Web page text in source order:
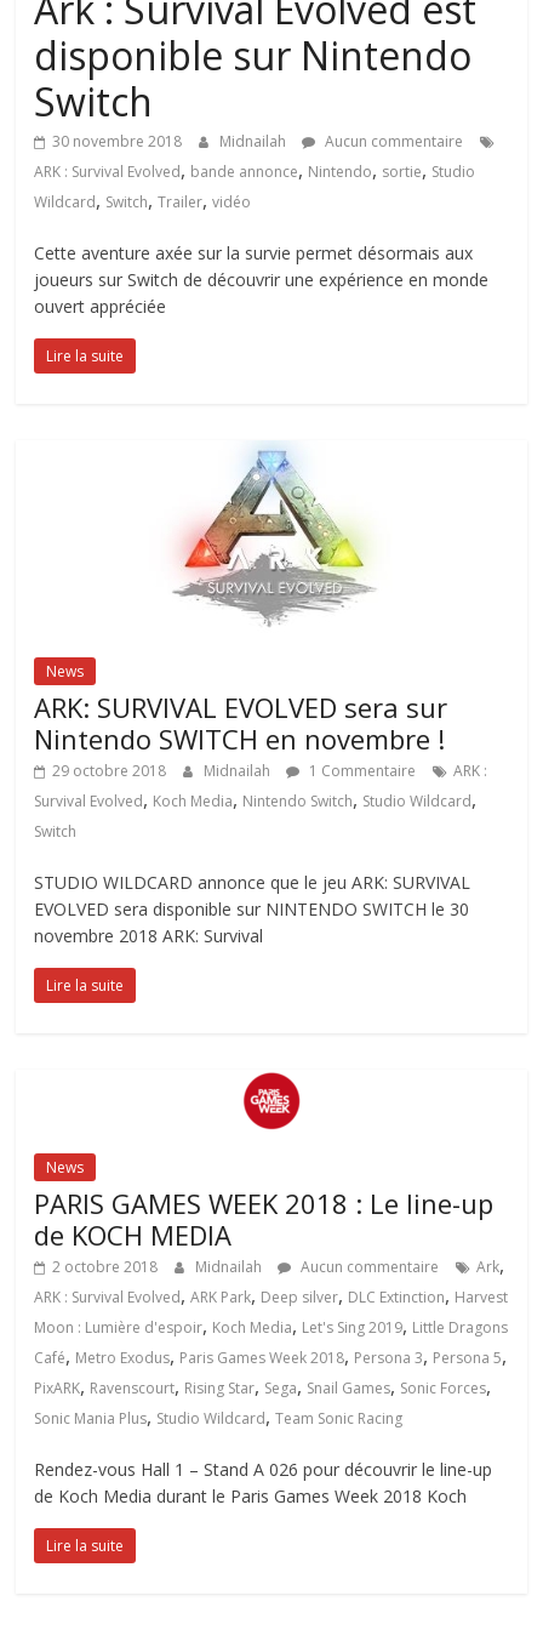
disponible sur Nintendo
Switch
30 novembre 2018 Midnailah
Aucun commentaire
ARK : Survival Evolved, bande annonce, Nintendo, sortie, Studio
Wildcard, Switch,Trailer,vidéo
Cette aventure axée sur la survie permet désormais aux
joueurs sur Switch de découvrir une expérience en monde
ouvert appréciée
Lire la suite
News
ARK: SURVIVAL EVOLVED sera sur
Nintendo SWITCH en novembre !
29 octobre 2018 Midnailah 1 Commentaire
ARK :
Survival Evolved, Koch Media, Nintendo Switch, Studio Wildcard,
Switch
STUDIO WILDCARD annonce que le jeu ARK: SURVIVAL
EVOLVED sera disponible sur NINTENDO SWITCH le 30
novembre 2018 ARK: Survival
Lire la suite
News
PARIS GAMES WEEK 2018 : Le line-up
de KOCH MEDIA
2 octobre 2018 Midnailah Aucun commentaire Ark,
ARK : Survival Evolved,ARK Park, Deep silver, DLC Extinction, Harvest
Moon : Lumière d'espoir, Koch Media, Let's Sing 2019, Little Dragons
Café, Metro Exodus, Paris Games Week 2018, Persona 3, Persona 5,
PixARK, Ravenscourt, Rising Star, Sega, Snail Games, Sonic Forces,
Sonic Mania Plus, Studio Wildcard,Team Sonic Racing
Rendez-vous Hall 1 – Stand A 026 pour découvrir le line-up
de Koch Media durant le Paris Games Week 2018 Koch
Lire la suite